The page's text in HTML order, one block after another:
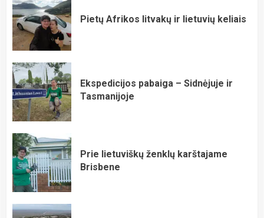
Pietų Afrikos litvakų ir lietuvių keliais
Ekspedicijos pabaiga – Sidnėjuje ir
Tasmanijoje
Prie lietuviškų ženklų karštajame
Brisbene